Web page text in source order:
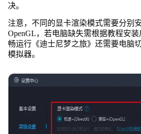
决。
注意，不同的显卡渲染模式需要分别安
OpenGL，若电脑缺失需根据教程安
畅运行《迪士尼梦之旅》还需要电脑
模拟器。